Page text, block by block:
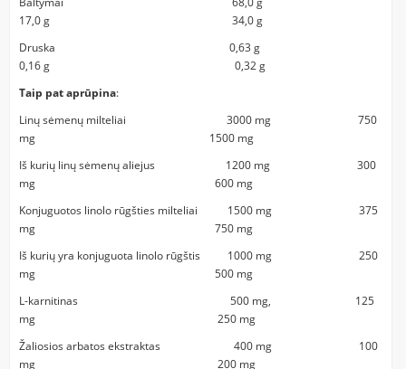
17,0 g 34,0 g
Druska 0,63 g
0,16 g 0,32 g
Taip pat aprūpina:
Linų sėmenų milteliai 3000 mg 750
mg 1500 mg
Iš kurių linų sėmenų aliejus 1200 mg 300
mg 600 mg
Konjuguotos linolo rūgšties milteliai 1500 mg 375
mg 750 mg
Iš kurių yra konjuguota linolo rūgštis 1000 mg 250
mg 500 mg
L-karnitinas 500 mg, 125
mg 250 mg
Žaliosios arbatos ekstraktas 400 mg 100
mg 200 mg